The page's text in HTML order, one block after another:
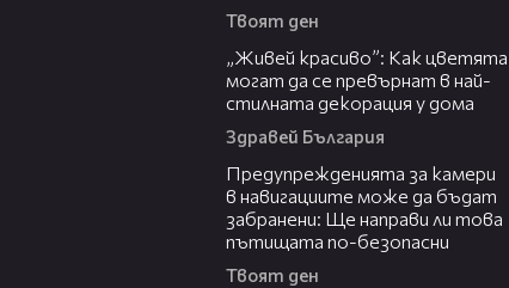
Твоят ден
„Живей красиво”: Как цветята
могат да се превърнат в най-
стилната декорация у дома
Здравей България
Предупрежденията за камери
в навигациите може да бъдат
забранени: Ще направи ли това
пътищата по-безопасни
Твоят ден